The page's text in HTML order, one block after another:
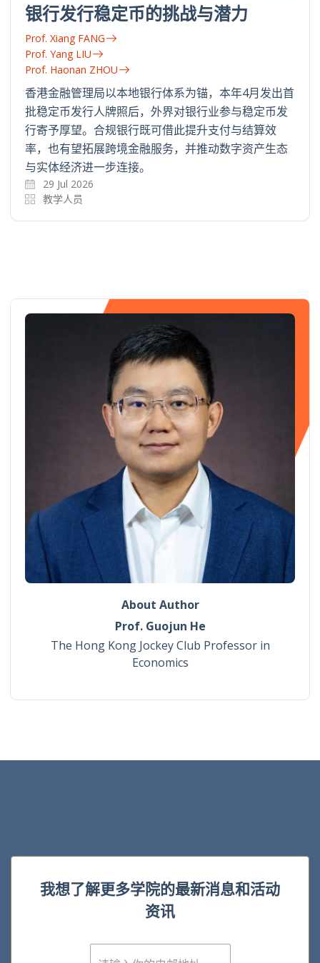
银行发行稳定币的挑战与潜力
Prof. Xiang FANG
Prof. Yang LIU
Prof. Haonan ZHOU
香港金融管理局以本地银行体系为锚，本年4月发出首
批稳定币发行人牌照后，外界对银行业参与稳定币发
行寄予厚望。合规银行既可借此提升支付与结算效
率，也有望拓展跨境金融服务，并推动数字资产生态
与实体经济进一步连接。
29 Jul 2026
教学人员
About Author
Prof. Guojun He
The Hong Kong Jockey Club Professor in
Economics
我想了解更多学院的最新消息和活动
资讯
E